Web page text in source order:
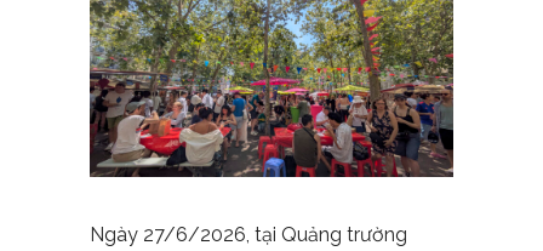
Ngày 27/6/2026, tại Quảng trường